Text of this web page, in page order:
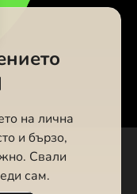
на лична
и бързо,
Свали
сам.